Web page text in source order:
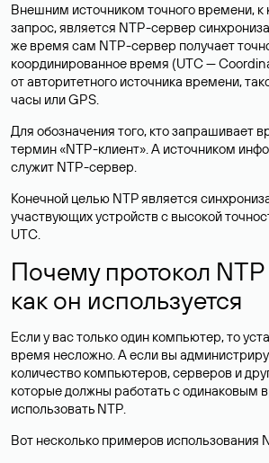
Внешним источником точного времени, к
запрос, является NTP-сервер
же время сам NTP-сервер получает
координированное время (UTC —
от авторитетного источника времени,
часы или GPS.
Для обозначения того, кто запрашивает
термин «NTP-клиент». А источником
служит NTP-сервер.
Конечной целью NTP является
участвующих устройств с высокой
UTC.
Почему протокол
как он используется
Если у вас только один компьютер, то
время несложно. А если вы
количество компьютеров, серверов и
которые должны работать с одинаковым
использовать NTP.
Вот несколько примеров использования